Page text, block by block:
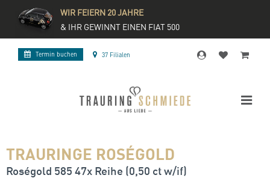
WIR FEIERN 20 JAHRE
& IHR GEWINNT EINEN FIAT 500
Termin buchen 37 Filialen
TRAURINGE ROSÉGOLD
Roségold 585 47x Reihe (0,50 ct w/if)